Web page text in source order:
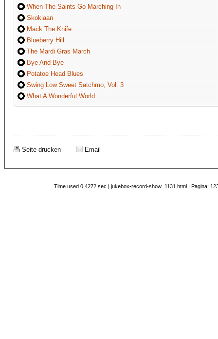
When The Saints Go Marching In
Skokiaan
Mack The Knife
Blueberry Hill
The Mardi Gras March
Bye And Bye
Potatoe Head Blues
Swing Low Sweet Satchmo, Vol. 3
What A Wonderful World
Seite drucken Email
Time used 0.4272 sec | jukebox-record-show_1131.html | Pagina: